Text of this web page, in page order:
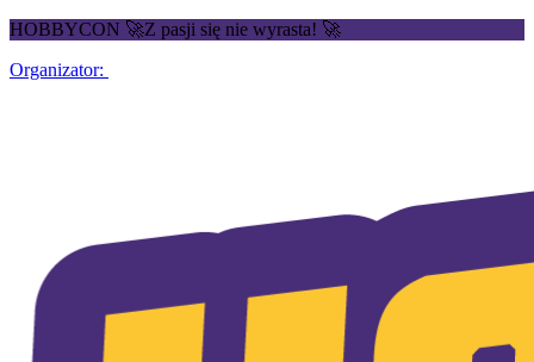
HOBBYCON 🚀Z pasji się nie wyrasta! 🚀
Organizator: